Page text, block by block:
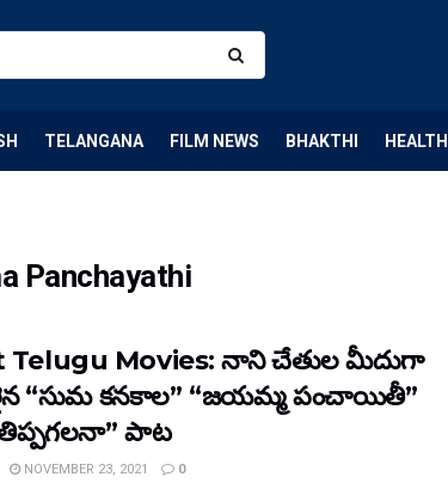
TELANGANA FILM NEWS BHAKTHI HEALTH
Panchayathi
Telugu Movies: నాని చేతుల మీదుగా
“సుమ కనకాల” “జయమ్మ పంచాయితీ”
పాట
NOVEMBER 23, 2021 0